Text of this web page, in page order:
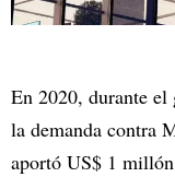
En 2020, durante
la demanda contra
aportó US$ 1